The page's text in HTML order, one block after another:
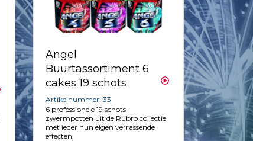
Angel
Buurtassortiment 6
cakes 19 schots
Artikelnummer: 33
6 professionele 19 schots
zwermpotten uit de Rubro collectie
met ieder hun eigen verrassende
effecten!